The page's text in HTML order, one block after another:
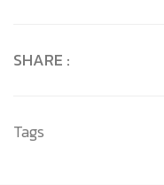
SHARE :
Tags